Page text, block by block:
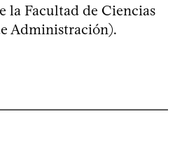
la Facultad de Ciencias
Administración).